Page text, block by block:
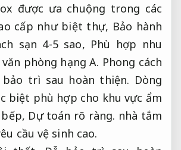
được ưa chuộng trong các
cấp như biệt thự, Bảo hành
sạn 4-5 sao, Phù hợp nhu
văn phòng hạng A. Phong cách
bảo trì sau hoàn thiện. Dòng
biệt phù hợp cho khu vực ẩm
Dự toán rõ ràng. nhà tắm
cầu vệ sinh cao.